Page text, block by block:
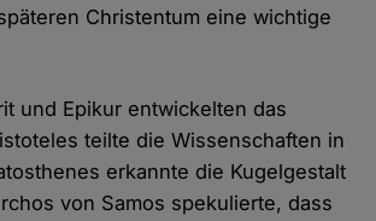
Christentum eine wichtige
und Epikur entwickelten das
teilte die Wissenschaften in
erkannte die Kugelgestalt
von Samos spekulierte, dass